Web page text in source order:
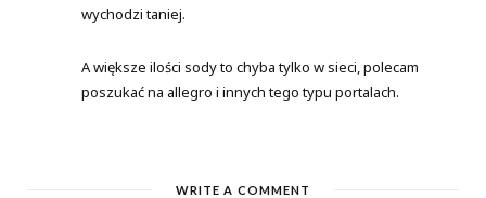
wychodzi taniej.
A większe ilości sody to chyba tylko w sieci, polecam
poszukać na allegro i innych tego typu portalach.
WRITE A COMMENT